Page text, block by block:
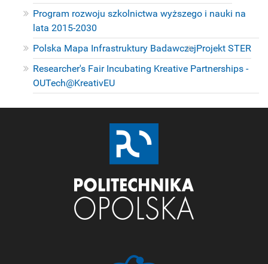
Program rozwoju szkolnictwa wyższego i nauki na
lata 2015-2030
Polska Mapa Infrastruktury BadawczejProjekt STER
Researcher's Fair Incubating Kreative Partnerships -
OUTech@KreativEU